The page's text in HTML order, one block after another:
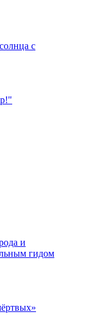
с
и
гидом